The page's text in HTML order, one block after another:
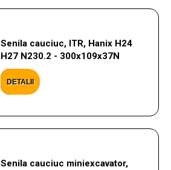
Senila cauciuc, ITR, Hanix H24
H27 N230.2 - 300x109x37N
DETALII
Senila cauciuc miniexcavator,